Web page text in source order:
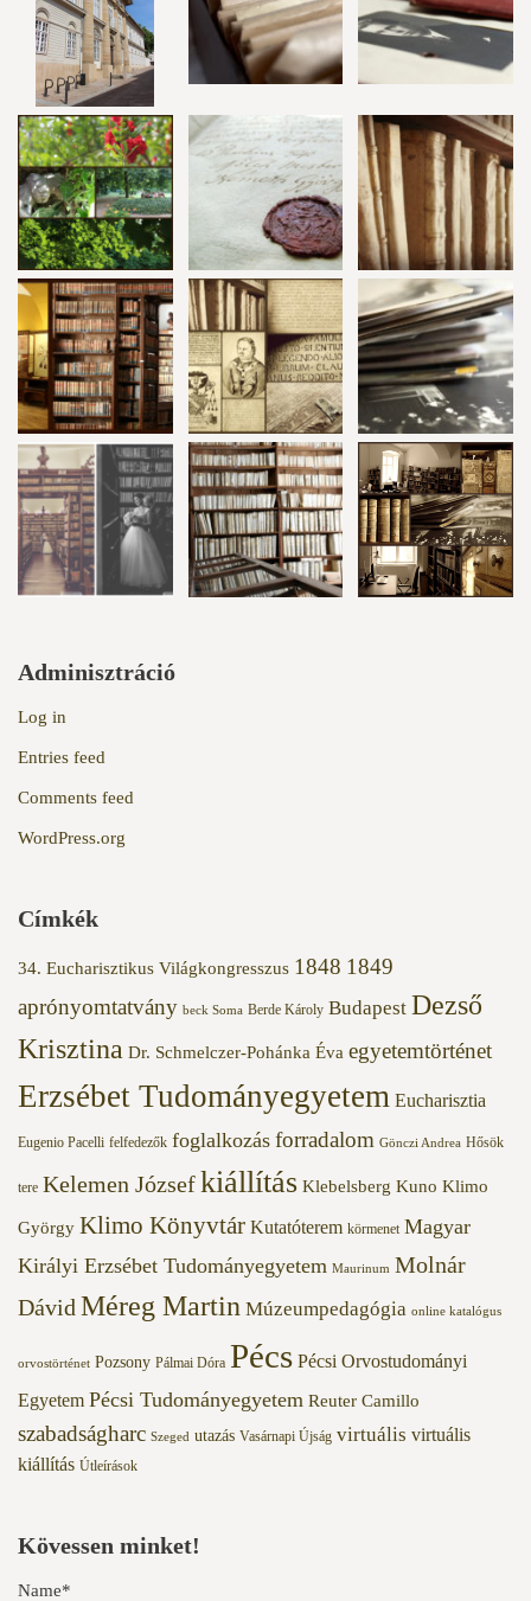
Adminisztráció
Log in
Entries feed
Comments feed
WordPress.org
Címkék
34. Eucharisztikus Világkongresszus 1848 1849
aprónyomtatvány beck Soma Berde Károly Budapest Dezső
Krisztina Dr. Schmelczer-Pohánka Éva egyetemtörténet
Erzsébet Tudományegyetem Eucharisztia
Eugenio Pacelli felfedezők foglalkozás forradalom Gönczi Andrea Hősök
tere Kelemen Józsefkiállítás Klebelsberg Kuno Klimo
György Klimo Könyvtár Kutatóterem körmenet Magyar
Királyi Erzsébet Tudományegyetem Maurinum Molnár
Dávid Méreg Martin Múzeumpedagógia online katalógus
orvostörténet Pozsony Pálmai Dóra Pécs Pécsi Orvostudományi
Egyetem Pécsi Tudományegyetem Reuter Camillo
szabadságharc Szeged utazás Vasárnapi Újság virtuális virtuális
kiállítás Útleírások
Kövessen minket!
Name*